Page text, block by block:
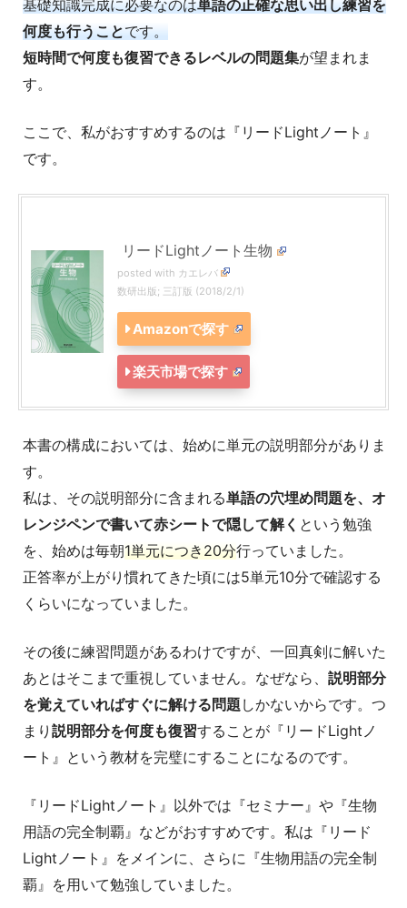
基礎知識完成に必要なのは単語の正確な思い出し練習を
何度も行うことです。
短時間で何度も復習できるレベルの問題集が望まれま
す。
ここで、私がおすすめするのは『リードLightノート』
です。
リードLightノート生物
posted with カエレバ
数研出版; 三訂版 (2018/2/1)
Amazonで探す
楽天市場で探す
本書の構成においては、始めに単元の説明部分がありま
す。
私は、その説明部分に含まれる単語の穴埋め問題を、オ
レンジペンで書いて赤シートで隠して解く という勉強
を、始めは毎朝1単元につき20分行っていました。
正答率が上がり慣れてきた頃には5単元10分で確認する
くらいになっていました。
その後に練習問題があるわけですが、一回真剣に解いた
あとはそこまで重視していません。なぜなら、 説明部分
を覚えていればすぐに解ける問題 しかないからです。つ
まり 説明部分を何度も復習することが『リードLightノ
ート』という教材を完璧にすることになるのです。
『リードLightノート』以外では『セミナー』や『生物
用語の完全制覇』などがおすすめです。私は『リード
Lightノート』をメインに、さらに『生物用語の完全制
覇』を用いて勉強していました。